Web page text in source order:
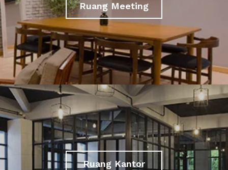
Ruang Meeting
Ruang Kantor